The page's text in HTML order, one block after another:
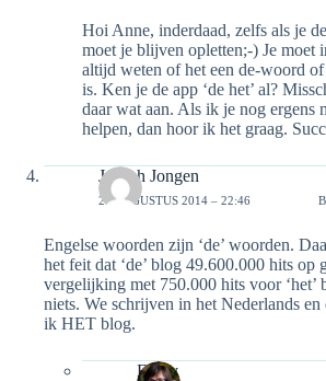
Hoi Anne, inderdaad, zelfs als je
moet je blijven opletten;-) Je moet
altijd weten of het een de-woord
is. Ken je de app ‘de het’ al?
daar wat aan. Als ik je nog ergens
helpen, dan hoor ik het graag.
Joseph Jongen
20 AUGUSTUS 2014 – 22:46
Engelse woorden zijn ‘de’ woorden.
het feit dat ‘de’ blog 49.600.000 hits op
vergelijking met 750.000 hits voor ‘het’
niets. We schrijven in het Nederlands en
ik HET blog.
Emily